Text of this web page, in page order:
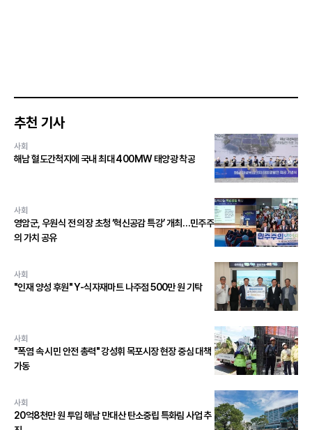
추천 기사
사회
해남 혈도간척지에 국내 최대 400MW 태양광 착공
사회
영암군, 우원식 전 의장 초청 ‘혁신공감 특강’ 개최…민주주
의 가치 공유
사회
"인재 양성 후원" Y-식자재마트 나주점 500만 원 기탁
사회
"폭염 속 시민 안전 총력" 강성휘 목포시장 현장 중심 대책
가동
사회
20억8천만 원 투입 해남 만대산 탄소중립 특화림 사업 추